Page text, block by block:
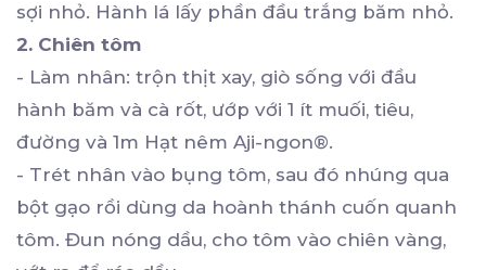
sợi nhỏ. Hành lá lấy phần đầu trắng băm nhỏ.
2. Chiên tôm
- Làm nhân: trộn thịt xay, giò sống với đầu
hành băm và cà rốt, ướp với 1 ít muối, tiêu,
đường và 1m Hạt nêm Aji-ngon®.
- Trét nhân vào bụng tôm, sau đó nhúng qua
bột gạo rồi dùng da hoành thánh cuốn quanh
tôm. Đun nóng dầu, cho tôm vào chiên vàng,